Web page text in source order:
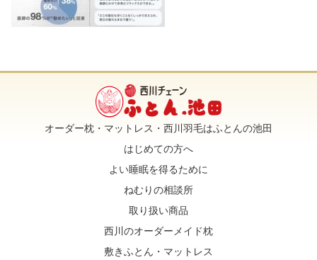
オーダー枕・マットレス・西川羽毛はふとんの池田
はじめての方へ
よい睡眠を得るために
ねむりの相談所
取り扱い商品
西川のオーダーメイド枕
敷きふとん・マットレス